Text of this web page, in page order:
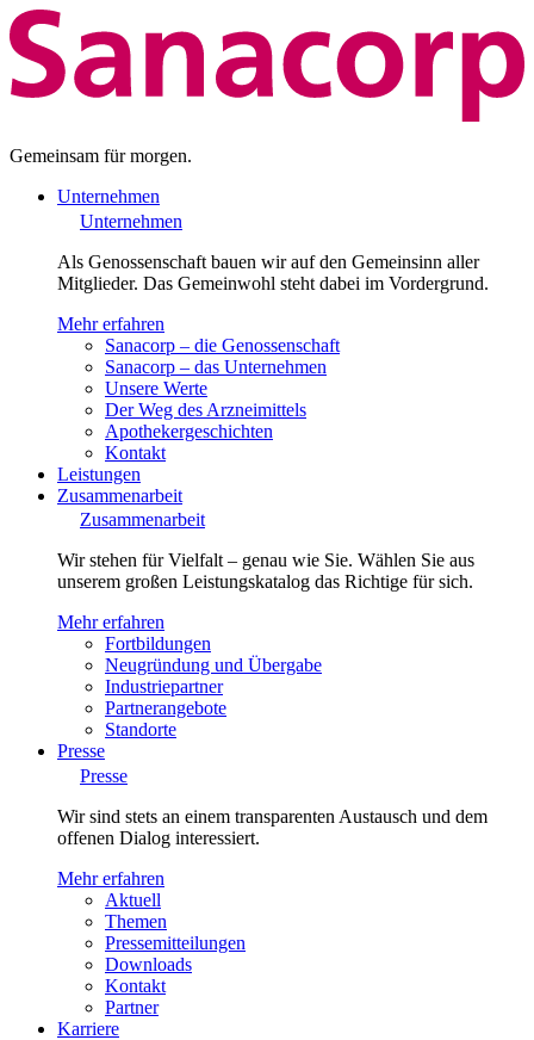
Gemeinsam für morgen.
Unternehmen
Unternehmen
Als Genossenschaft bauen wir auf den Gemeinsinn aller
Mitglieder. Das Gemeinwohl steht dabei im Vordergrund.
Mehr erfahren
Sanacorp – die Genossenschaft
Sanacorp – das Unternehmen
Unsere Werte
Der Weg des Arzneimittels
Apothekergeschichten
Kontakt
Leistungen
Zusammenarbeit
Zusammenarbeit
Wir stehen für Vielfalt – genau wie Sie. Wählen Sie aus
unserem großen Leistungskatalog das Richtige für sich.
Mehr erfahren
Fortbildungen
Neugründung und Übergabe
Industriepartner
Partnerangebote
Standorte
Presse
Presse
Wir sind stets an einem transparenten Austausch und dem
offenen Dialog interessiert.
Mehr erfahren
Aktuell
Themen
Pressemitteilungen
Downloads
Kontakt
Partner
Karriere